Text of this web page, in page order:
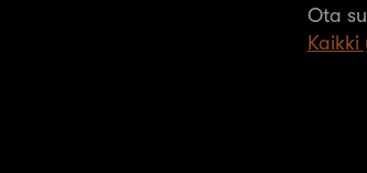
Ota
Kaikki